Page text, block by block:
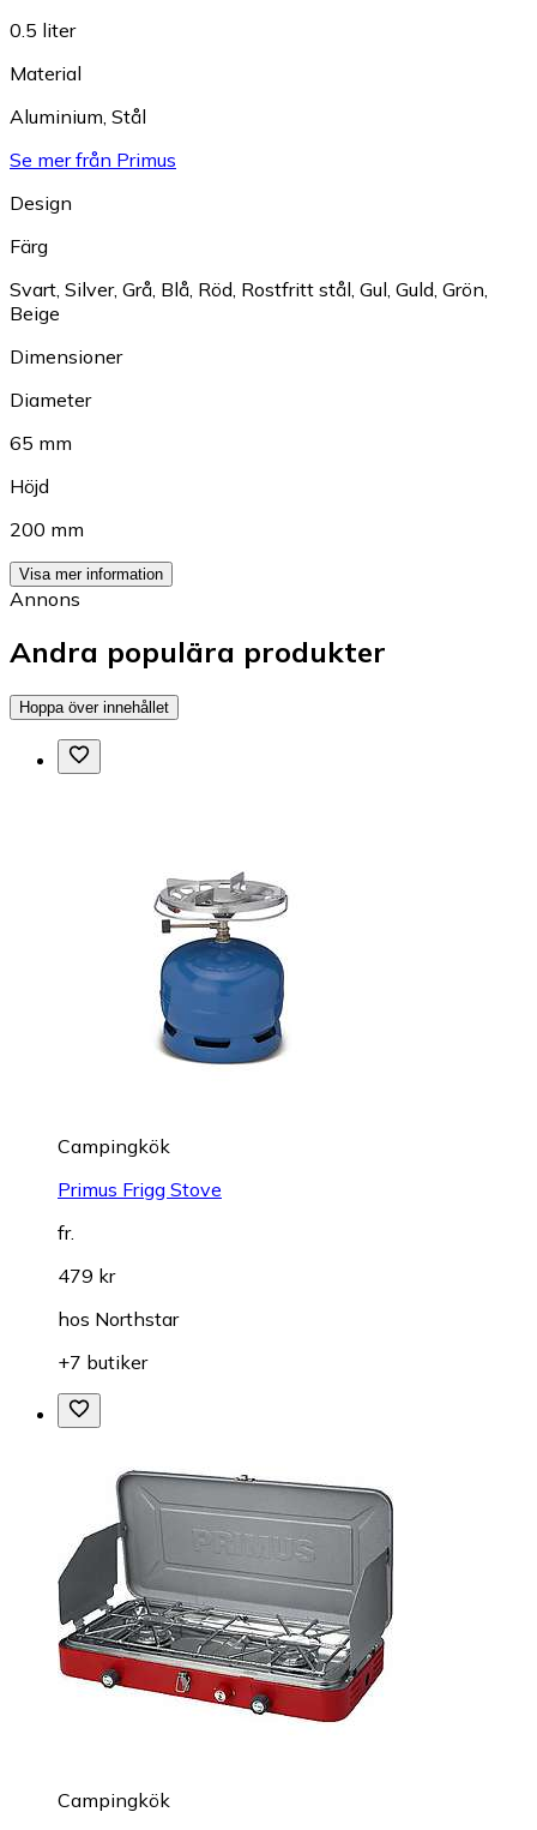
0.5 liter
Material
Aluminium Stål
Se mer från Primus
Design
Färg
Svart Silver, Grå Blå Röd Rostfritt stål Gul Guld Grön
Beige
Dimensioner
Diameter
65 mm
Höjd
200 mm
Visa mer information
Annons
Andra populära produkter
Hoppa över innehållet
Campingkök
Primus Frigg Stove
fr.
479 kr
hos Northstar
+7 butiker
Campingkök